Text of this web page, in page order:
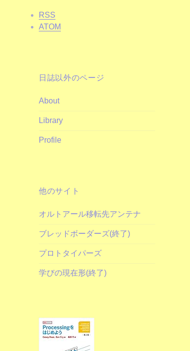
RSS
ATOM
日誌以外のページ
About
Library
Profile
他のサイト
オルトアール移転先アンテナ
ブレッドボーダーズ(終了)
プロトタイパーズ
学びの現在形(終了)